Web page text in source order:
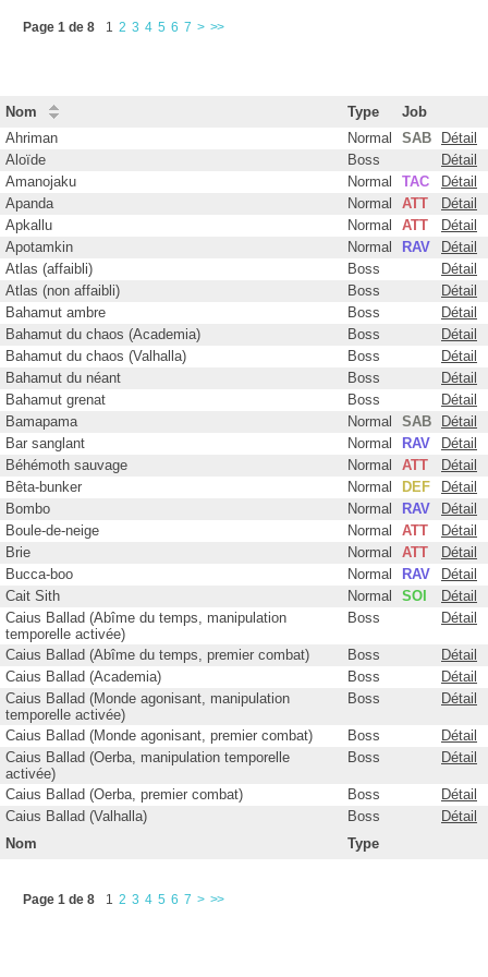
Page 1 de 8 1 2 3 4 5 6 7 > >>
Nom Type
Job
Ahriman
Normal SAB
Détail
Aloïde
Boss
Détail
Amanojaku
Normal TAC
Détail
Apanda
Normal ATT
Détail
Apkallu
Normal ATT
Détail
Apotamkin
Normal RAV
Détail
Atlas (affaibli)
Boss
Détail
Atlas (non affaibli)
Boss
Détail
Bahamut ambre
Boss
Détail
Bahamut du chaos (Academia)
Boss
Détail
Bahamut du chaos (Valhalla)
Boss
Détail
Bahamut du néant
Boss
Détail
Bahamut grenat
Boss
Détail
Bamapama
Normal SAB
Détail
Bar sanglant
Normal RAV
Détail
Béhémoth sauvage
Normal ATT
Détail
Bêta-bunker
Normal DEF
Détail
Bombo
Normal RAV
Détail
Boule-de-neige
Normal ATT
Détail
Brie
Normal ATT
Détail
Bucca-boo
Normal RAV
Détail
Cait Sith
Normal SOI
Détail
Caius Ballad (Abîme du temps, manipulation
temporelle activée)
Boss Détail
Caius Ballad (Abîme du temps, premier combat) Boss
Détail
Caius Ballad (Academia)
Boss
Détail
Caius Ballad (Monde agonisant, manipulation
temporelle activée)
Boss Détail
Caius Ballad (Monde agonisant, premier combat) Boss
Détail
Caius Ballad (Oerba, manipulation temporelle
activée)
Boss Détail
Caius Ballad (Oerba, premier combat) Boss
Détail
Caius Ballad (Valhalla)
Boss
Détail
Nom
Type
Page 1 de 8 1 2 3 4 5 6 7 > >>
Valhalla
Néo-Bodhum (003 AC)
Ruines de Bresha (005 AC)
Monts Yaschas (010 AC)
Oerba (200 AC)
Monts Yaschas (01X AC)
Steppe d'Archylte (??? AC)
Academia (400 AC)
Academia (4XX AC)
Côte de Sunleth (400 AC)
Fortuna (??? AC)
Monde agonisant (700 AC)
Monts Yaschas (010 AC)
Monts Yaschas (01X AC)
Monts Yaschas (100 AC)
Néo-Bodhum (700 AC)